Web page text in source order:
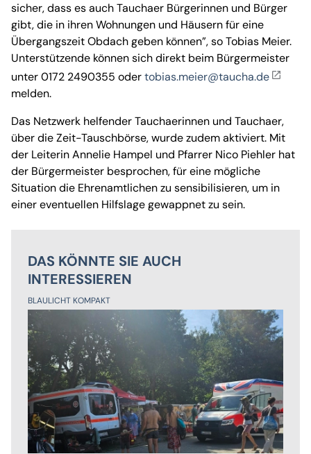
sicher, dass es auch Tauchaer Bürgerinnen und Bürger
gibt, die in ihren Wohnungen und Häusern für eine
Übergangszeit Obdach geben können”, so Tobias Meier.
Unterstützende können sich direkt beim Bürgermeister
unter 0172 2490355 odertobias.meier@taucha.de
melden.
Das Netzwerk helfender Tauchaerinnen und Tauchaer,
über die Zeit-Tauschbörse, wurde zudem aktiviert. Mit
der Leiterin Annelie Hampel und Pfarrer Nico Piehler hat
der Bürgermeister besprochen, für eine mögliche
Situation die Ehrenamtlichen zu sensibilisieren, um in
einer eventuellen Hilfslage gewappnet zu sein.
DAS KÖNNTE SIE AUCH
INTERESSIEREN
BLAULICHT KOMPAKT